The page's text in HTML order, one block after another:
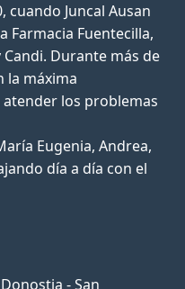
cuando Juncal Ausan
Farmacia Fuentecilla,
Durante más de
la máxima
los problemas
Eugenia, Andrea,
día a día con el
- San